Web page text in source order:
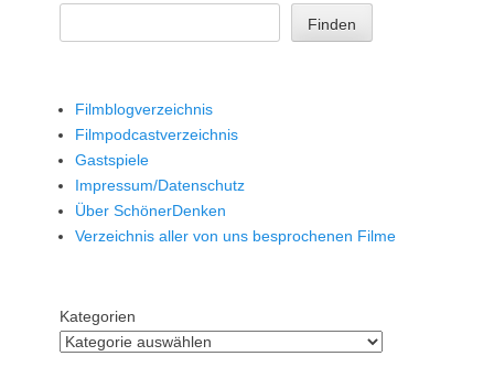
Finden
Filmblogverzeichnis
Filmpodcastverzeichnis
Gastspiele
Impressum/Datenschutz
Über SchönerDenken
Verzeichnis aller von uns besprochenen Filme
Kategorien